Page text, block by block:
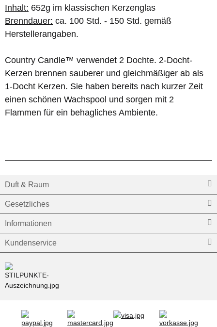
Inhalt: 652g im klassischen Kerzenglas
Brenndauer: ca. 100 Std. - 150 Std. gemäß
Herstellerangaben.
Country Candle™ verwendet 2 Dochte. 2-Docht-
Kerzen brennen sauberer und gleichmäßiger ab als
1-Docht Kerzen. Sie haben bereits nach kurzer Zeit
einen schönen Wachspool und sorgen mit 2
Flammen für ein behagliches Ambiente.
Duft & Raum
Gesetzliches
Informationen
Kundenservice